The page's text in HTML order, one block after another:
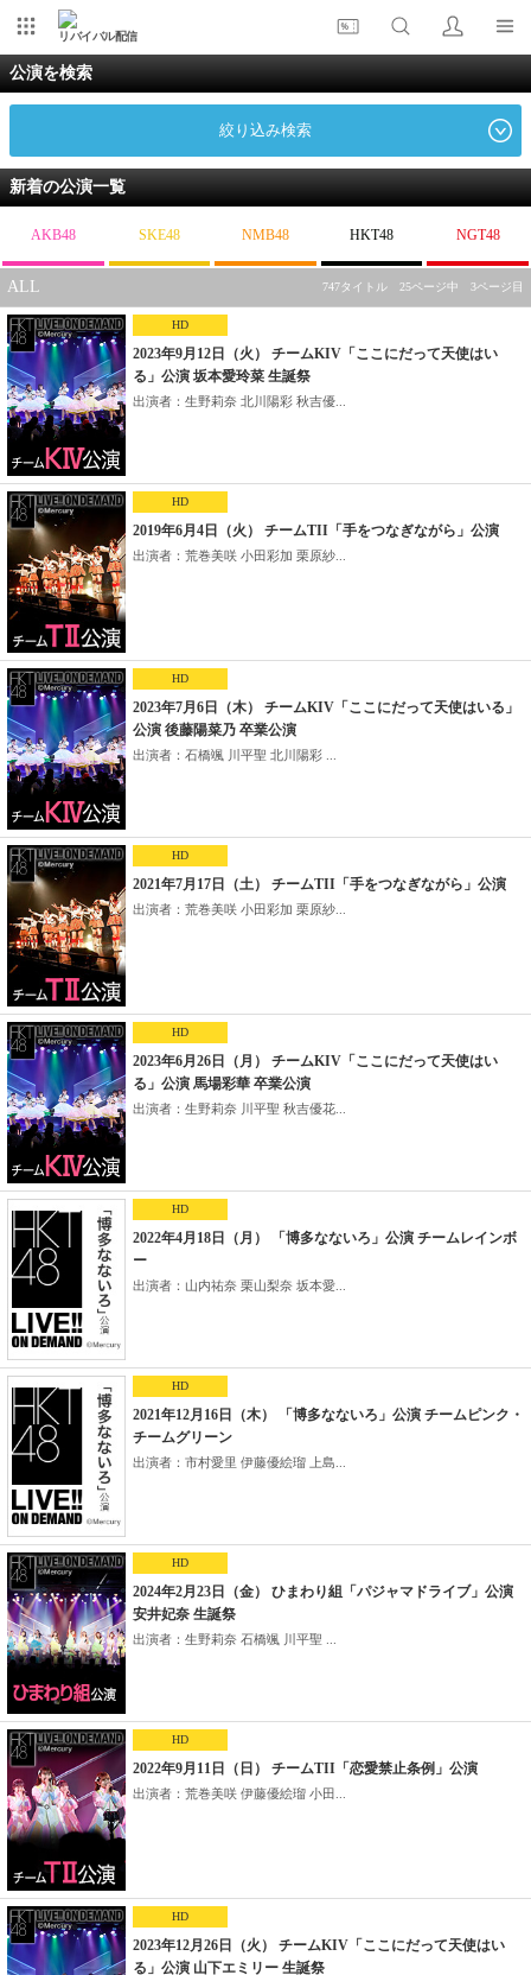
リバイバル配信
公演を検索
絞り込み検索
新着の公演一覧
AKB48 SKE48 NMB48 HKT48 NGT48
ALL 747タイトル 25ページ中 3ページ目
HD
2023年9月12日（火） チームKIV「ここにだって天使はい
る」公演 坂本愛玲菜 生誕祭
出演者：生野莉奈 北川陽彩 秋吉優...
HD
2019年6月4日（火） チームTII「手をつなぎながら」公演
出演者：荒巻美咲 小田彩加 栗原紗...
HD
2023年7月6日（木） チームKIV「ここにだって天使はいる」
公演 後藤陽菜乃 卒業公演
出演者：石橋颯 川平聖 北川陽彩 ...
HD
2021年7月17日（土） チームTII「手をつなぎながら」公演
出演者：荒巻美咲 小田彩加 栗原紗...
HD
2023年6月26日（月） チームKIV「ここにだって天使はい
る」公演 馬場彩華 卒業公演
出演者：生野莉奈 川平聖 秋吉優花...
HD
2022年4月18日（月） 「博多なないろ」公演 チームレインボ
ー
出演者：山内祐奈 栗山梨奈 坂本愛...
HD
2021年12月16日（木） 「博多なないろ」公演 チームピンク・
チームグリーン
出演者：市村愛里 伊藤優絵瑠 上島...
HD
2024年2月23日（金） ひまわり組「パジャマドライブ」公演
安井妃奈 生誕祭
出演者：生野莉奈 石橋颯 川平聖 ...
HD
2022年9月11日（日） チームTII「恋愛禁止条例」公演
出演者：荒巻美咲 伊藤優絵瑠 小田...
HD
2023年12月26日（火） チームKIV「ここにだって天使はい
る」公演 山下エミリー 生誕祭